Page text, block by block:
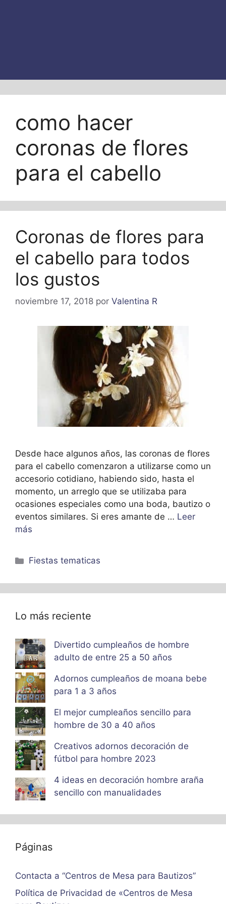
como hacer
coronas de flores
para el cabello
Coronas de flores para
el cabello para todos
los gustos
noviembre 17, 2018 por Valentina R
Desde hace algunos años, las coronas de flores
para el cabello comenzaron a utilizarse como un
accesorio cotidiano, habiendo sido, hasta el
momento, un arreglo que se utilizaba para
ocasiones especiales como una boda, bautizo o
eventos similares. Si eres amante de … Leer
más
Categorías
Fiestas tematicas
Lo más reciente
Divertido cumpleaños de hombre
adulto de entre 25 a 50 años
Adornos cumpleaños de moana bebe
para 1 a 3 años
El mejor cumpleaños sencillo para
hombre de 30 a 40 años
Creativos adornos decoración de
fútbol para hombre 2023
4 ideas en decoración hombre araña
sencillo con manualidades
Páginas
Contacta a “Centros de Mesa para Bautizos”
Política de Privacidad de «Centros de Mesa